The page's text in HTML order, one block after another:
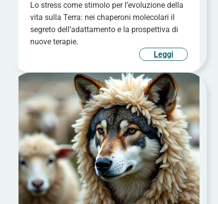
Lo stress come stimolo per l’evoluzione della
vita sulla Terra: nei chaperoni molecolari il
segreto dell’adattamento e la prospettiva di
nuove terapie.
Leggi